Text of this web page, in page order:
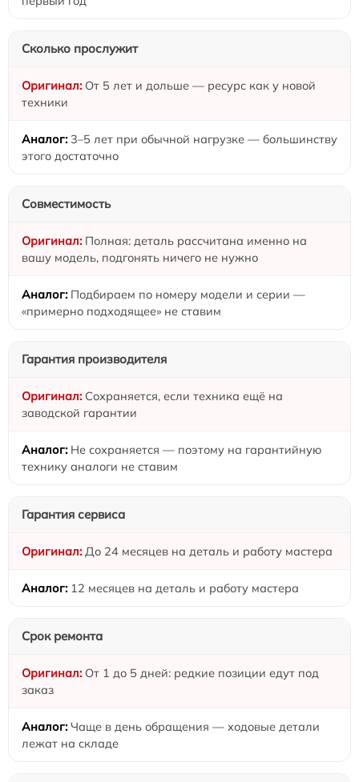
Сколько прослужит
От 5 лет и дольше — ресурс как у новой
техники
3–5 лет при обычной нагрузке — большинству
этого достаточно
Совместимость
Полная: деталь рассчитана именно на
вашу модель, подгонять ничего не нужно
Подбираем по номеру модели и серии —
«примерно подходящее» не ставим
Гарантия производителя
Сохраняется, если техника ещё на
заводской гарантии
Не сохраняется — поэтому на гарантийную
технику аналоги не ставим
Гарантия сервиса
До 24 месяцев на деталь и работу мастера
12 месяцев на деталь и работу мастера
Срок ремонта
От 1 до 5 дней: редкие позиции едут под
заказ
Чаще в день обращения — ходовые детали
лежат на складе